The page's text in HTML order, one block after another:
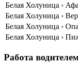
Белая Холуница ›
Белая Холуница ›
Белая Холуница ›
Белая Холуница ›
Работа